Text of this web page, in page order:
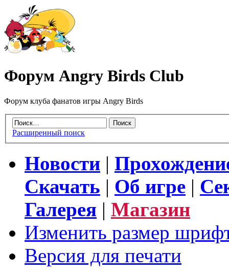
Форум Angry Birds Club
Форум клуба фанатов игры Angry Birds
Расширенный поиск
Новости |
Скачать | Об игре |
Галерея | Магазин
Изменить размер
Версия для печати